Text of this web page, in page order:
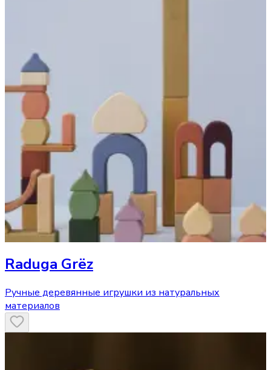
Raduga Grёz
Ручные деревянные игрушки из натуральных
материалов